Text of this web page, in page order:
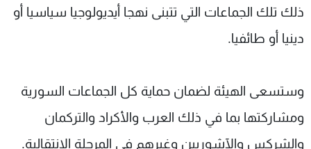
ذلك تلك الجماعات التي تتبنى نهجا أيديولوجيا سياسيا أو
دينيا أو طائفيا.
وستسعى الهيئة لضمان حماية كل الجماعات السورية
ومشاركتها بما في ذلك العرب والأكراد والتركمان
والشركس والآشوريين وغيرهم في المرحلة الانتقالية.